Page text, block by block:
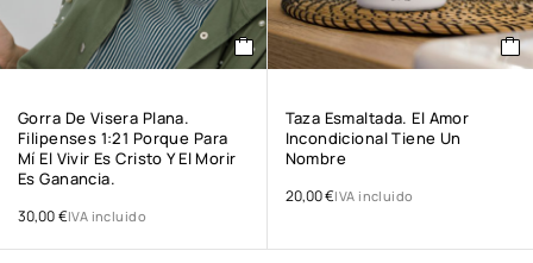
Gorra De Visera Plana.
Filipenses 1:21 Porque Para
Mí El Vivir Es Cristo Y El Morir
Es Ganancia.
30,00€IVA incluido
Taza Esmaltada. El Amor
Incondicional Tiene Un
Nombre
20,00€IVA incluido